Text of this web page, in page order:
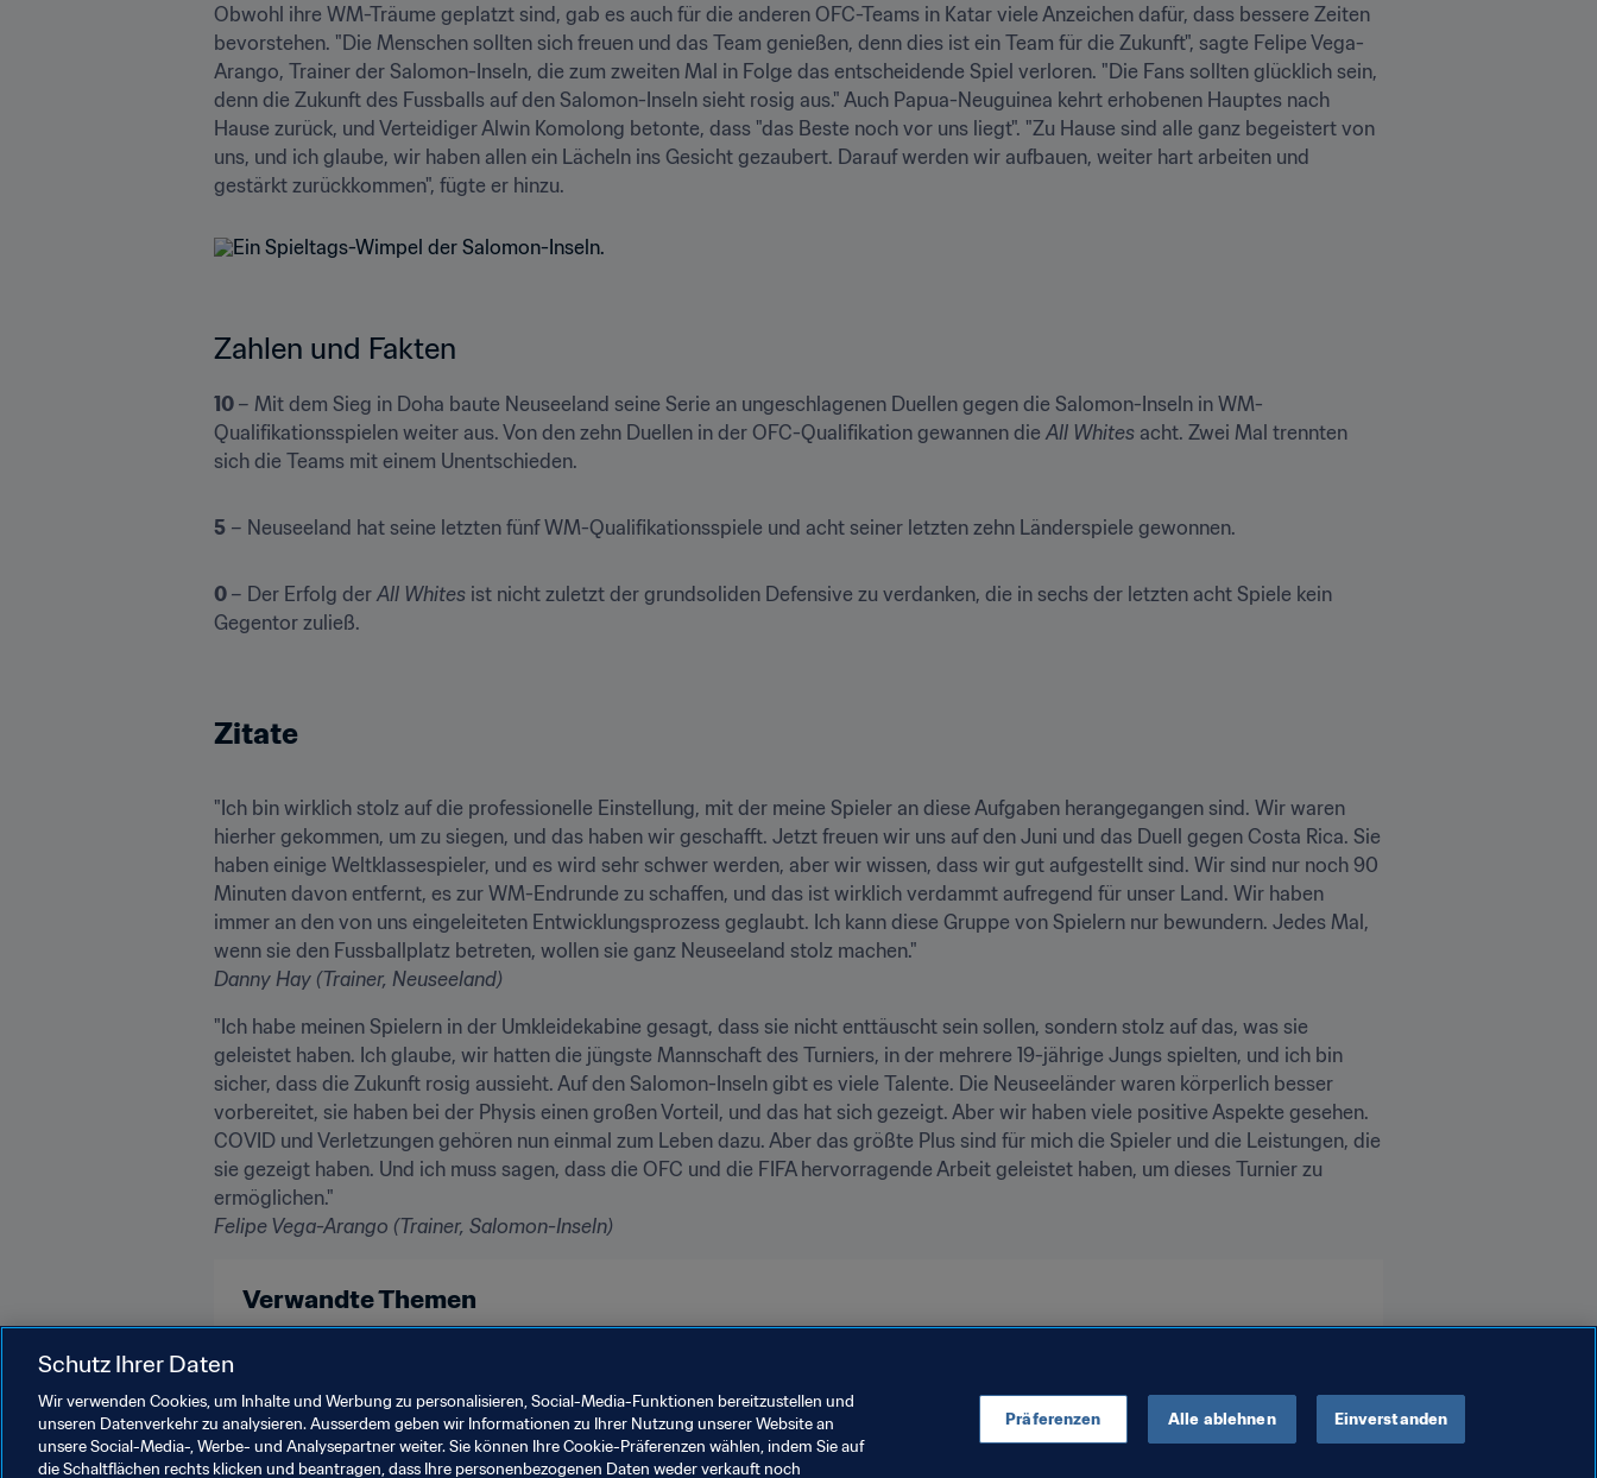
Obwohl ihre WM-Träume geplatzt sind, gab es auch für die anderen OFC-Teams in Katar viele Anzeichen dafür, dass bessere Zeiten
bevorstehen. "Die Menschen sollten sich freuen und das Team genießen, denn dies ist ein Team für die Zukunft", sagte Felipe Vega-
Arango, Trainer der Salomon-Inseln, die zum zweiten Mal in Folge das entscheidende Spiel verloren. "Die Fans sollten glücklich sein,
denn die Zukunft des Fussballs auf den Salomon-Inseln sieht rosig aus." Auch Papua-Neuguinea kehrt erhobenen Hauptes nach
Hause zurück, und Verteidiger Alwin Komolong betonte, dass "das Beste noch vor uns liegt". "Zu Hause sind alle ganz begeistert von
uns, und ich glaube, wir haben allen ein Lächeln ins Gesicht gezaubert. Darauf werden wir aufbauen, weiter hart arbeiten und
gestärkt zurückkommen", fügte er hinzu.
Zahlen und Fakten
10 – Mit dem Sieg in Doha baute Neuseeland seine Serie an ungeschlagenen Duellen gegen die Salomon-Inseln in WM-
Qualifikationsspielen weiter aus. Von den zehn Duellen in der OFC-Qualifikation gewannen die All Whites acht. Zwei Mal trennten
sich die Teams mit einem Unentschieden.
5 – Neuseeland hat seine letzten fünf WM-Qualifikationsspiele und acht seiner letzten zehn Länderspiele gewonnen.
0 – Der Erfolg der All Whites ist nicht zuletzt der grundsoliden Defensive zu verdanken, die in sechs der letzten acht Spiele kein
Gegentor zuließ.
Zitate
"Ich bin wirklich stolz auf die professionelle Einstellung, mit der meine Spieler an diese Aufgaben herangegangen sind. Wir waren
hierher gekommen, um zu siegen, und das haben wir geschafft. Jetzt freuen wir uns auf den Juni und das Duell gegen Costa Rica. Sie
haben einige Weltklassespieler, und es wird sehr schwer werden, aber wir wissen, dass wir gut aufgestellt sind. Wir sind nur noch 90
Minuten davon entfernt, es zur WM-Endrunde zu schaffen, und das ist wirklich verdammt aufregend für unser Land. Wir haben
immer an den von uns eingeleiteten Entwicklungsprozess geglaubt. Ich kann diese Gruppe von Spielern nur bewundern. Jedes Mal,
Danny Hay (Trainer, Neuseeland)
"Ich habe meinen Spielern in der Umkleidekabine gesagt, dass sie nicht enttäuscht sein sollen, sondern stolz auf das, was sie
geleistet haben. Ich glaube, wir hatten die jüngste Mannschaft des Turniers, in der mehrere 19-jährige Jungs spielten, und ich bin
sicher, dass die Zukunft rosig aussieht. Auf den Salomon-Inseln gibt es viele Talente. Die Neuseeländer waren körperlich besser
vorbereitet, sie haben bei der Physis einen großen Vorteil, und das hat sich gezeigt. Aber wir haben viele positive Aspekte gesehen.
COVID und Verletzungen gehören nun einmal zum Leben dazu. Aber das größte Plus sind für mich die Spieler und die Leistungen, die
sie gezeigt haben. Und ich muss sagen, dass die OFC und die FIFA hervorragende Arbeit geleistet haben, um dieses Turnier zu
Felipe Vega-Arango (Trainer, Salomon-Inseln)
Verwandte Themen
Schutz Ihrer Daten
Wir verwenden Cookies, um Inhalte und Werbung zu personalisieren, Social-Media-Funktionen bereitzustellen und
unseren Datenverkehr zu analysieren. Ausserdem geben wir Informationen zu Ihrer Nutzung unserer Website an
unsere Social-Media-, Werbe- und Analysepartner weiter. Sie können Ihre Cookie-Präferenzen wählen, indem Sie auf
die Schaltflächen rechts klicken und beantragen, dass Ihre personenbezogenen Daten weder verkauft noch
Präferenzen Alle ablehnen Einverstanden